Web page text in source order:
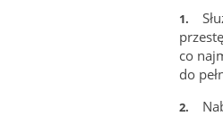
1.
co
do
2.